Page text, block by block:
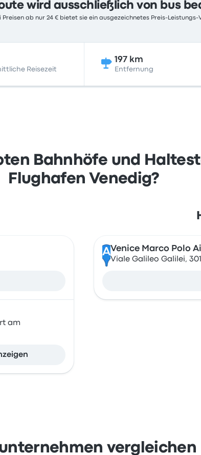
wird ausschließlich von bus
ab nur 24 € bietet sie ein ausgezeichnetes Preis-Leistungs-
Reisezeit
197 km
Entfernung
Bahnhöfe und
Flughafen Venedig?
am
AVenice Marco Polo
Viale Galileo Galilei,
vergleichen